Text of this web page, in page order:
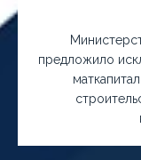
предложило